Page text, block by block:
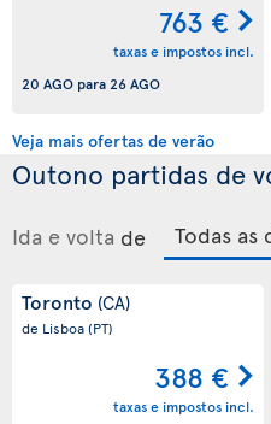
763 €
taxas e impostos incl.
20 AGO para26 AGO
Veja mais ofertas de verão
Outono partidas de
Ida e volta de
Toronto (CA)
de Lisboa(PT)
388 €
taxas e impostos incl.